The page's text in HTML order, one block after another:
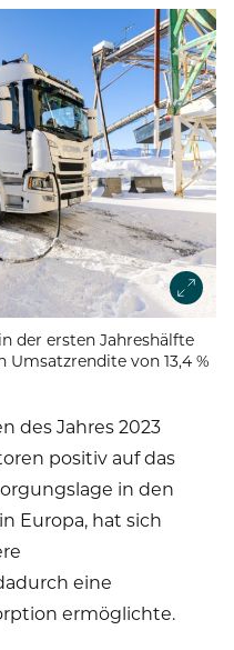
der ersten Jahreshälfte
von 13,4 %
des Jahres 2023
positiv auf das
in den
Europa, hat sich
eine
ermöglichte.